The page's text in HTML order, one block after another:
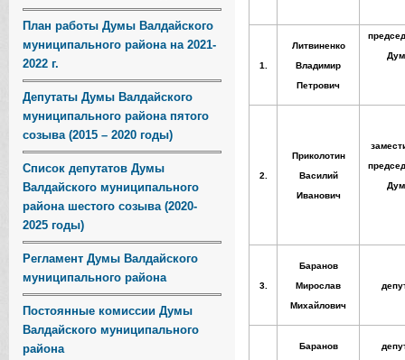
План работы Думы Валдайского
муниципального района на 2021-
2022 г.
Депутаты Думы Валдайского
муниципального района пятого
созыва (2015 – 2020 годы)
Список депутатов Думы
Валдайского муниципального
района шестого созыва (2020-
2025 годы)
Регламент Думы Валдайского
муниципального района
Постоянные комиссии Думы
Валдайского муниципального
района
1.
Литвиненко
Владимир
Петрович
2.
Приколотин
Василий
Иванович
3.
Баранов
Мирослав
Михайлович
Баранов